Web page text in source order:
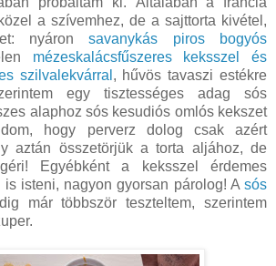
a szívemhez, de a sajttorta kivétel,
nyáronsavanykás piros bogyós
mézeskalácsfűszeres keksszel és
szilvalekvárral , hűvös tavaszi estékre
egy tisztességes adag sós
alaphoz sós kesudiós omlós kekszet
hogy perverz dolog csak azért
aztán összetörjük a torta aljához, de
Egyébként a keksszel érdemes
isteni, nagyon gyorsan párolog! A sós
már többször teszteltem, szerintem